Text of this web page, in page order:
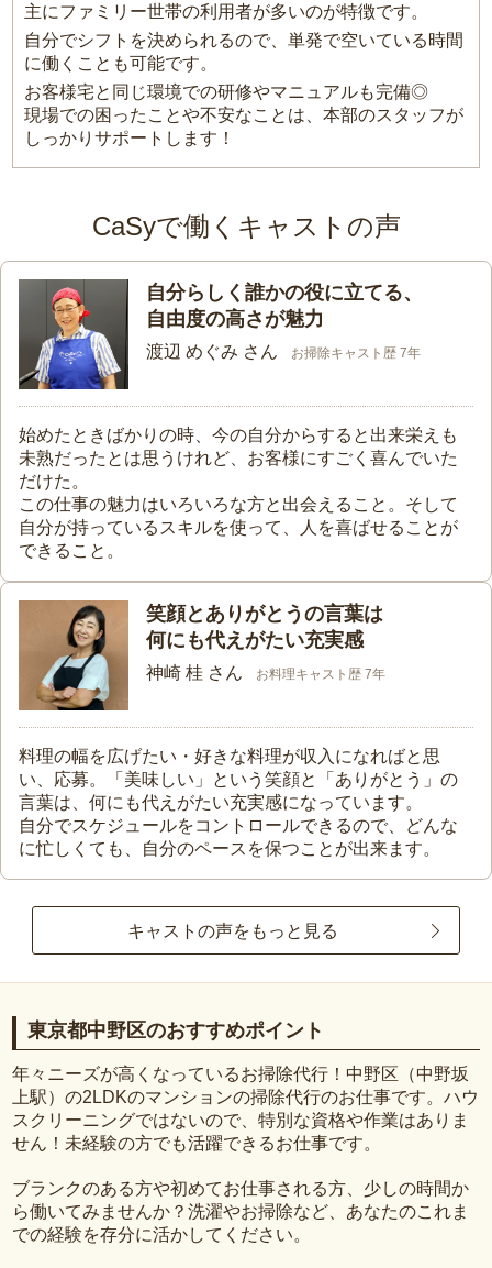
主にファミリー世帯の利用者が多いのが特徴です。
自分でシフトを決められるので、単発で空いている時間
に働くことも可能です。
お客様宅と同じ環境での研修やマニュアルも完備◎
現場での困ったことや不安なことは、本部のスタッフが
しっかりサポートします！
CaSyで働くキャストの声
自分らしく誰かの役に立てる、
自由度の高さが魅力
渡辺 めぐみ さん お掃除キャスト歴 7年
始めたときばかりの時、今の自分からすると出来栄えも
未熟だったとは思うけれど、お客様にすごく喜んでいた
だけた。
この仕事の魅力はいろいろな方と出会えること。そして
自分が持っているスキルを使って、人を喜ばせることが
できること。
笑顔とありがとうの言葉は
何にも代えがたい充実感
神崎 桂 さん お料理キャスト歴 7年
料理の幅を広げたい・好きな料理が収入になればと思
い、応募。「美味しい」という笑顔と「ありがとう」の
言葉は、何にも代えがたい充実感になっています。
自分でスケジュールをコントロールできるので、どんな
に忙しくても、自分のペースを保つことが出来ます。
キャストの声をもっと見る
東京都中野区のおすすめポイント
年々ニーズが高くなっているお掃除代行！中野区（中野坂
上駅）の2LDKのマンションの掃除代行のお仕事です。ハウ
スクリーニングではないので、特別な資格や作業はありま
せん！未経験の方でも活躍できるお仕事です。
ブランクのある方や初めてお仕事される方、少しの時間か
ら働いてみませんか？洗濯やお掃除など、あなたのこれま
での経験を存分に活かしてください。